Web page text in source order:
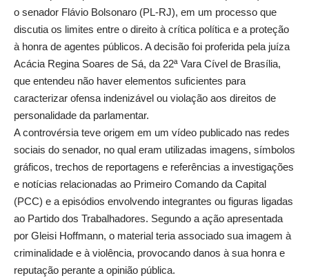
o senador Flávio Bolsonaro (PL-RJ), em um processo que
discutia os limites entre o direito à crítica política e a proteção
à honra de agentes públicos. A decisão foi proferida pela juíza
Acácia Regina Soares de Sá, da 22ª Vara Cível de Brasília,
que entendeu não haver elementos suficientes para
caracterizar ofensa indenizável ou violação aos direitos de
personalidade da parlamentar.
A controvérsia teve origem em um vídeo publicado nas redes
sociais do senador, no qual eram utilizadas imagens, símbolos
gráficos, trechos de reportagens e referências a investigações
e notícias relacionadas ao Primeiro Comando da Capital
(PCC) e a episódios envolvendo integrantes ou figuras ligadas
ao Partido dos Trabalhadores. Segundo a ação apresentada
por Gleisi Hoffmann, o material teria associado sua imagem à
criminalidade e à violência, provocando danos à sua honra e
reputação perante a opinião pública.